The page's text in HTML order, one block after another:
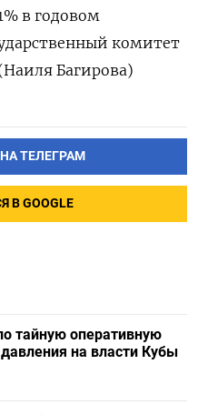
в годовом
комитет
Багирова)
ТЕЛЕГРАМ
GOOGLE
тайную оперативную
на власти Кубы